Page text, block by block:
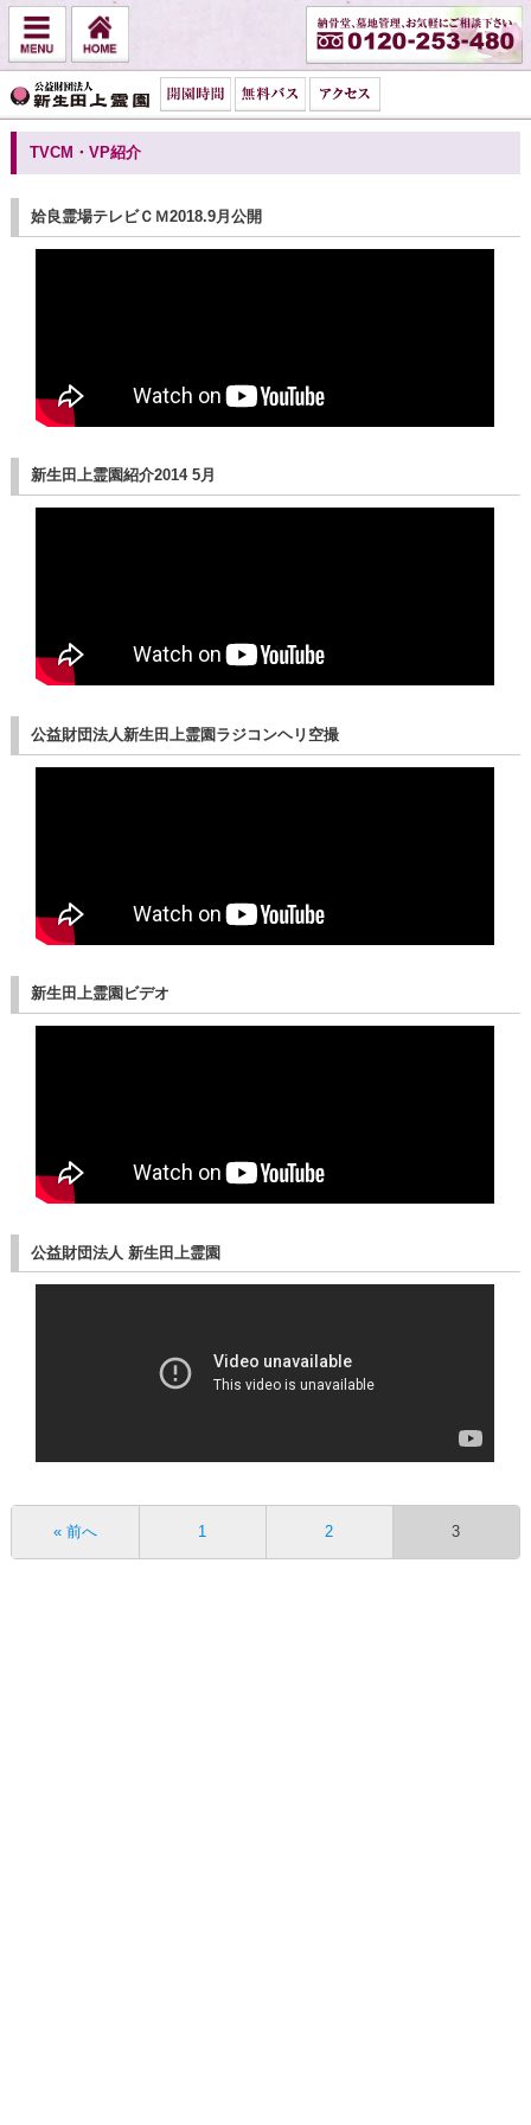
TVCM・VP紹介
姶良霊場テレビＣＭ2018.9月公開
新生田上霊園紹介2014 5月
公益財団法人新生田上霊園ラジコンヘリ空撮
新生田上霊園ビデオ
公益財団法人 新生田上霊園
« 前へ 1 2 3